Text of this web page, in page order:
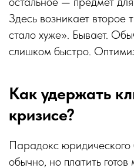
Здесь возникает
стало хуже». Бывает.
слишком быстро.
Как удержать
кризисе?
Парадокс юридического
обычно, но платить